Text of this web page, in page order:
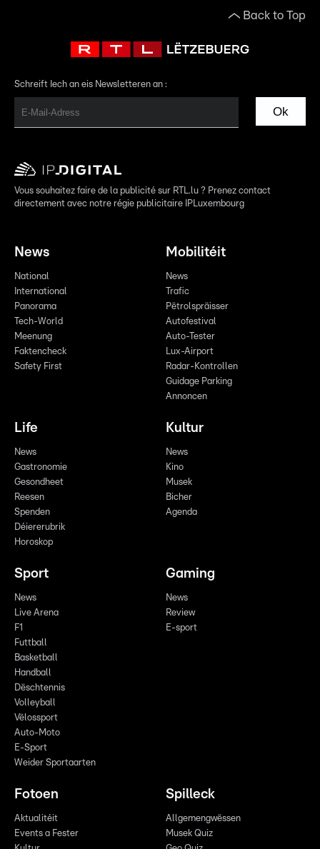
Back to Top
Schreift Iech an eis Newsletteren an :
Ok
Vous souhaitez faire de la publicité sur RTL.lu ? Prenez contact
directement avec notre régie publicitaire IPLuxembourg
News
National
International
Panorama
Tech-World
Meenung
Faktencheck
Safety First
Mobilitéit
News
Trafic
Pëtrolspräisser
Autofestival
Auto-Tester
Lux-Airport
Radar-Kontrollen
Guidage Parking
Annoncen
Life
News
Gastronomie
Gesondheet
Reesen
Spenden
Déiererubrik
Horoskop
Kultur
News
Kino
Musek
Bicher
Agenda
Sport
News
Live Arena
F1
Futtball
Basketball
Handball
Dëschtennis
Volleyball
Vëlossport
Auto-Moto
E-Sport
Weider Sportaarten
Gaming
News
Review
E-sport
Fotoen
Aktualitéit
Events a Fester
Spilleck
Allgemengwëssen
Musek Quiz